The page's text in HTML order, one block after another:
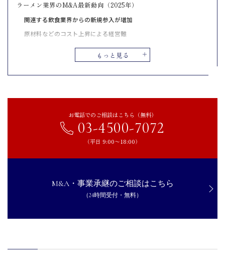
もっと見る
ラーメン業界のM&A最新動向（2025年）
関連する飲食業界からの新規参入が増加
原材料などのコスト上昇による経営難
ニーズの多様化への対応
ラーメン屋がM&Aをするメリット
【買い手】新事業への参入
ラーメン屋がM&Aをするデメリット
ラーメン業界のM&A相場は？
ラーメン屋がM&Aを成功させるためのポイント
お電話でのご相談はこちら（無料）
03-4500-7072
（平日 9:00〜18:00）
M&A・事業承継のご相談はこちら
（24時間受付・無料）